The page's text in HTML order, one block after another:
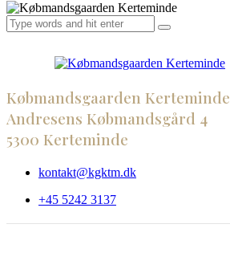
Købmandsgaarden Kerteminde
Andresens Købmandsgård 4
5300 Kerteminde
kontakt@kgktm.dk
+45 5242 3137